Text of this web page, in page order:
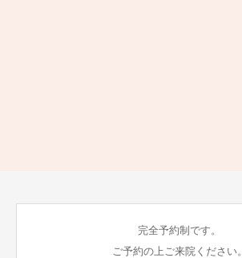
完全予約制です。
ご予約の上ご来院ください。